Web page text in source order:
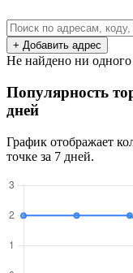
+ Добавить адрес
Не найдено ни одного
Популярность
дней
График отображает
точке за 7 дней.